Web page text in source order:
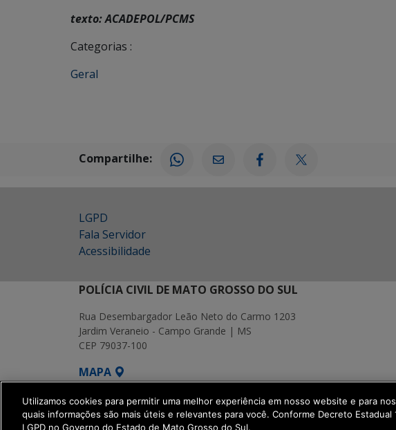
texto: ACADEPOL/PCMS
Categorias :
Geral
Compartilhe:
LGPD
Fala Servidor
Acessibilidade
POLÍCIA CIVIL DE MATO GROSSO DO SUL
Rua Desembargador Leão Neto do Carmo 1203
Jardim Veraneio - Campo Grande | MS
CEP 79037-100
MAPA
SETDIG | Secretaria-Executiva de Transformação Digital
Utilizamos cookies para permitir uma melhor experiência em nosso website e para
quais informações são mais úteis e relevantes para você. Conforme Decreto
LGPD no Governo do Estado de Mato Grosso do Sul.